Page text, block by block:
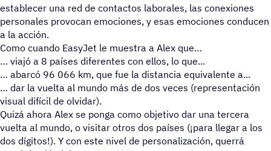
establecer una red de contactos laborales, las conexiones
personales provocan emociones, y esas emociones conducen
a la acción.
Como cuando EasyJet le muestra a Alex que
viajó a 8 países diferentes con ellos, lo que...
abarcó 96 066 km, que fue la distancia equivalente a...
dar la vuelta al mundo más de dos veces (representación
visual difícil de olvidar).
Quizá ahora Alex se ponga como objetivo dar una tercera
vuelta al mundo, o visitar otros dos países (¡para llegar a los
dos dígitos!). Y con este nivel de personalización, querr